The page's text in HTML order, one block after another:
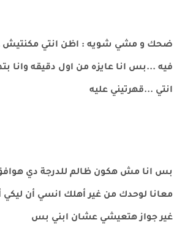
ضحك و مشي شويه : اظن انتي مكنتيش
فيه ...بس انا عايزه من اول دقيقه وانا
انتي ...قهرتيني عليه
بس انا مش هكون ظالم للدرجة دي
معانا لوحدك من غير أهلك انسي أن
غير جواز هتعيشي عشان ابني بس